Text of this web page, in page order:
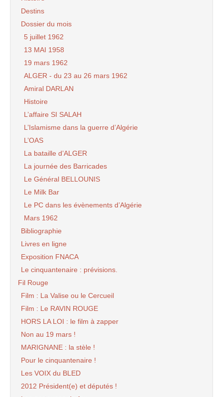
Destins
Dossier du mois
5 juillet 1962
13 MAI 1958
19 mars 1962
ALGER - du 23 au 26 mars 1962
Amiral DARLAN
Histoire
L’affaire SI SALAH
L’Islamisme dans la guerre d’Algérie
L’OAS
La bataille d’ALGER
La journée des Barricades
Le Général BELLOUNIS
Le Milk Bar
Le PC dans les évènements d’Algérie
Mars 1962
Bibliographie
Livres en ligne
Exposition FNACA
Le cinquantenaire : prévisions.
Fil Rouge
Film : La Valise ou le Cercueil
Film : Le RAVIN ROUGE
HORS LA LOI : le film à zapper
Non au 19 mars !
MARIGNANE : la stèle !
Pour le cinquantenaire !
Les VOIX du BLED
2012 Président(e) et députés !